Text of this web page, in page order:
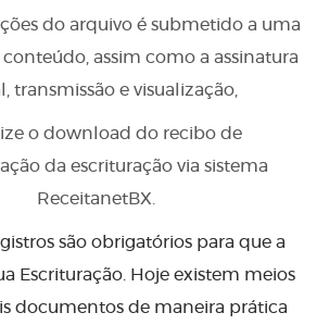
do arquivo é submetido a uma
assim como a assinatura
transmissão e visualização,
o download do recibo de
da escrituração via sistema
ReceitanetBX.
são obrigatórios para que a
Escrituração. Hoje existem meios
documentos de maneira prática